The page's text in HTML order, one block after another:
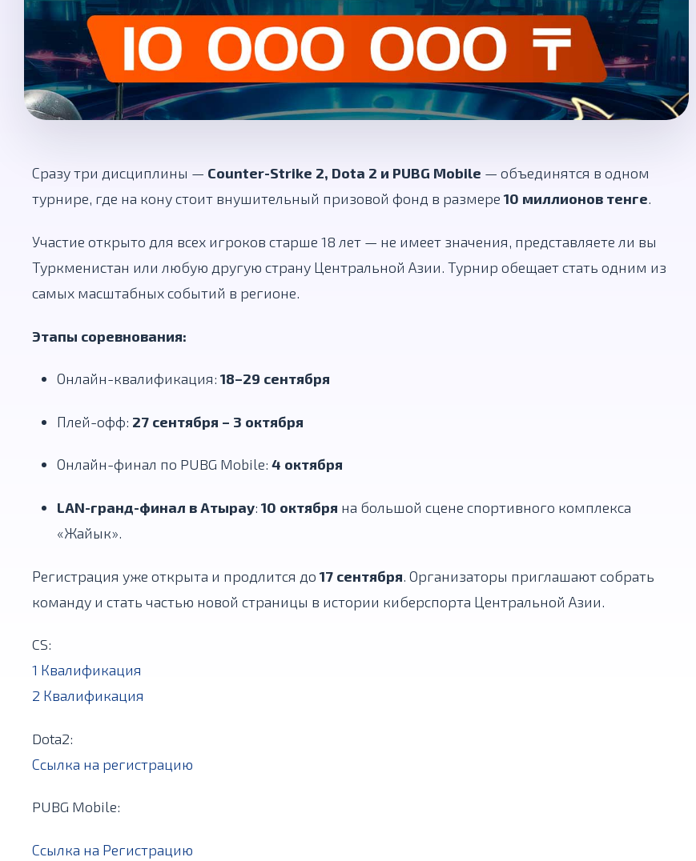
Сразу три дисциплины — Counter-Strike 2, Dota 2 и PUBG Mobile — объединятся в одном
турнире, где на кону стоит внушительный призовой фонд в размере 10 миллионов тенге.
Участие открыто для всех игроков старше 18 лет — не имеет значения, представляете ли вы
Туркменистан или любую другую страну Центральной Азии. Турнир обещает стать одним из
самых масштабных событий в регионе.
Этапы соревнования:
Онлайн-квалификация: 18–29 сентября
Плей-офф: 27 сентября – 3 октября
Онлайн-финал по PUBG Mobile: 4 октября
LAN-гранд-финал в Атырау: 10 октябряна большой сцене спортивного комплекса
«Жайык».
Регистрация уже открыта и продлится до 17 сентября. Организаторы приглашают собрать
команду и стать частью новой страницы в истории киберспорта Центральной Азии.
CS:
1 Квалификация
2 Квалификация
Dota2:
Ссылка на регистрацию
PUBG Mobile:
Ссылка на Регистрацию